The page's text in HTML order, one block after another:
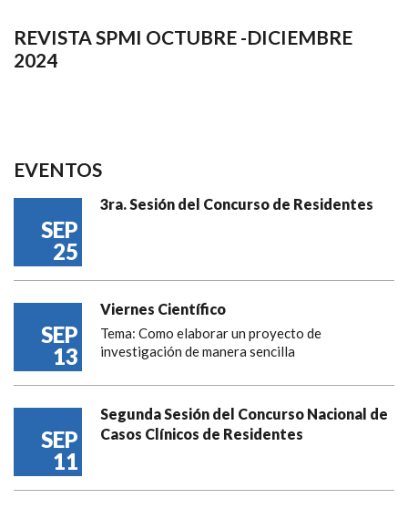
REVISTA SPMI OCTUBRE -DICIEMBRE
2024
EVENTOS
SEP
25
3ra. Sesión del Concurso de Residentes
SEP
13
Viernes Científico
Tema: Como elaborar un proyecto de
investigación de manera sencilla
SEP
11
Segunda Sesión del Concurso Nacional de
Casos Clínicos de Residentes